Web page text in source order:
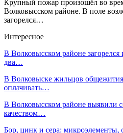
Крупный пожар произошёл во
Волковысском районе. В поле
загорелся…
Интересное
В Волковысском районе
два…
В Волковыске жильцов общежития
оплачивать…
В Волковысском районе выявили
качеством…
Бор, цинк и сера: микроэлементы,